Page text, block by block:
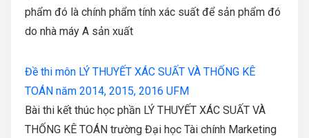
phẩm đó là chính phẩm tính xác suất để sản phẩm đó
do nhà máy A sản xuất
Đề thi môn LÝ THUYẾT XÁC SUẤT VÀ THỐNG KÊ
TOÁN năm 2014, 2015, 2016 UFM
Bài thi kết thúc học phần LÝ THUYẾT XÁC SUẤT VÀ
THỐNG KÊ TOÁN trường Đại học Tài chính Marketing